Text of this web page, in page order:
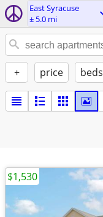
East Syracuse
± 5.0 mi
+ price beds
$1,530